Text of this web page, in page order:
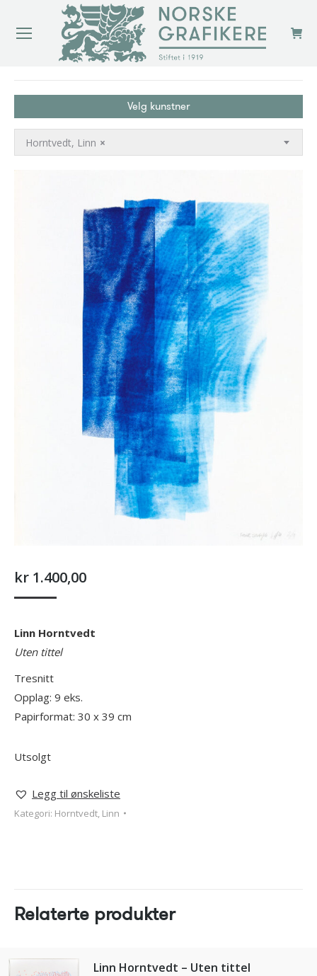
Velg kunstner
×
Horntvedt, Linn
kr 1.400,00
Linn Horntvedt
Uten tittel
Tresnitt
Opplag: 9 eks.
Papirformat: 30 x 39 cm
Utsolgt
Legg til ønskeliste
Kategori: Horntvedt, Linn
Relaterte produkter
Linn Horntvedt – Uten tittel